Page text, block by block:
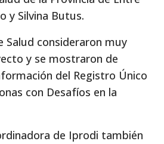
y Silvina Butus.
Salud consideraron muy
y se mostraron de
del Registro Único
con Desafíos en la
de Iprodi también